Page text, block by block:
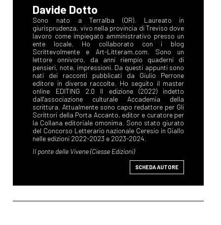
Davide Dotto
SCHEDA AUTORE